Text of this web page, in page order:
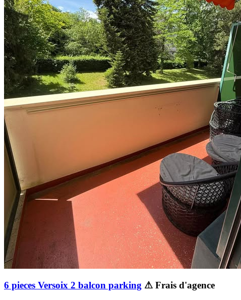
6 pieces Versoix 2 balcon parking ⚠ Frais d'agence